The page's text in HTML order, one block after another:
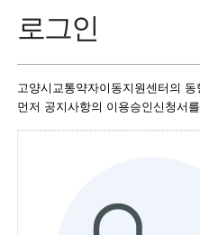
로그인
고양시교통약자이동지원센터의
먼저 공지사항의 이용승인신청서